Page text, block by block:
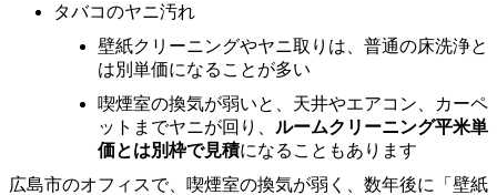
タバコのヤニ汚れ
壁紙クリーニングやヤニ取りは、普通の床洗浄と
は別単価になることが多い
喫煙室の換気が弱いと、天井やエアコン、カーペ
ットまでヤニが回り、 ルームクリーニング平米単
価とは別枠で見積になることもあります
広島市のオフィスで、喫煙室の換気が弱く、数年後に「壁紙